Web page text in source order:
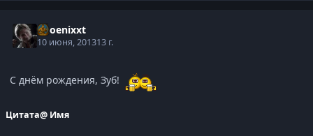
phoenixxt
10 июня, 201313 г.
С днём рождения, Зуб!
Цитата@ Имя